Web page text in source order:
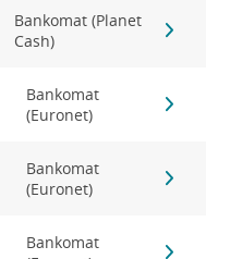
Bankomat (Planet
Cash)
Bankomat
(Euronet)
Bankomat
(Euronet)
Bankomat